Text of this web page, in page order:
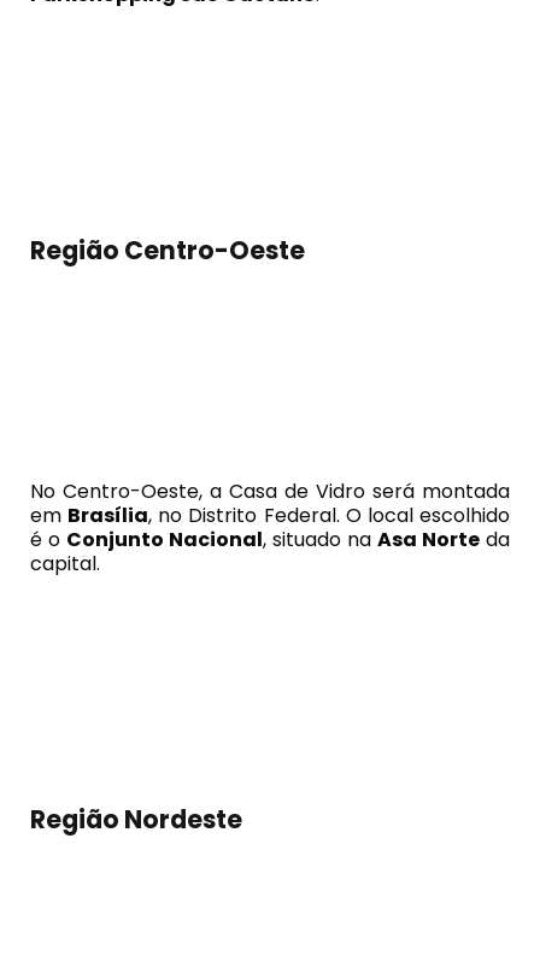
Região Centro-Oeste
No Centro-Oeste, a Casa de Vidro será montada
em Brasília, no Distrito Federal. O local escolhido
é o Conjunto Nacional, situado na Asa Norte da
capital.
Região Nordeste